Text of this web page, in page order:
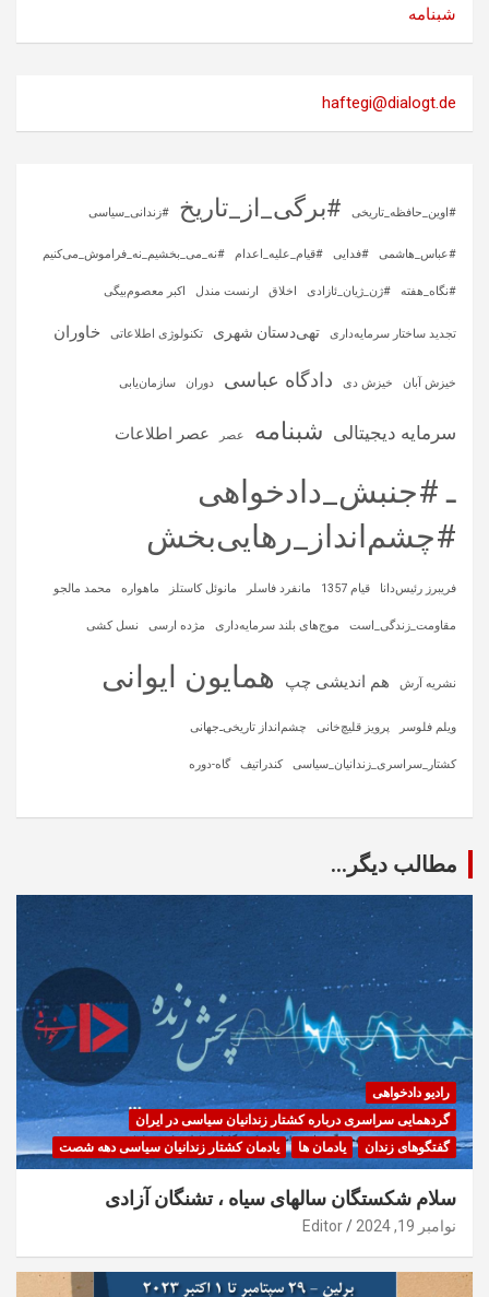
شبنامه
haftegi@dialogt.de
#اوین_حافظه_تاریخی #برگی_از_تاریخ #زندانی_سیاسی
#عباس_هاشمی #فدایی #قیام_علیه_اعدام #نه_می_بخشیم_نه_فراموش_می‌کنیم
#نگاه_هفته #ژن_ژیان_ئازادی اخلاق ارنست مندل اکبر معصوم‌بیگی
تجدید ساختار سرمایه‌داری تهی‌دستان شهری تکنولوژی اطلاعاتی خاوران
خیزش آبان خیزش دی دادگاه عباسی دوران سازمان‌یابی
سرمایه‌ دیجیتالی شبنامه عصر عصر اطلاعات
ـ #جنبش_دادخواهی
#چشم‌انداز_رهایی‌بخش
فریبرز رئیس‌دانا قیام 1357 مانفرد فاسلر مانوئل کاستلز ماهواره‌ محمد مالجو
مقاومت_زندگی_است موج‌های بلند سرمایه‌داری مژده ارسی نسل کشی
نشریه آرش هم اندیشی چپ همایون ایوانی
ویلم فلوسر پرویز قلیچ‌خانی چشم‌انداز تاریخی‌ـ‌جهانی
کشتار_سراسری_زندانیان_سیاسی کندراتیف گاه-دوره
مطالب دیگر...
رادیو دادخواهی
گردهمایی سراسری درباره کشتار زندانیان سیاسی در ایران
گفتگوهای زندان
یادمان ها یادمان کشتار زندانیان سیاسی دهه شصت
سلام شکستگان سالهای سیاه ، تشنگان آزادی
نوامبر 19, 2024 Editor